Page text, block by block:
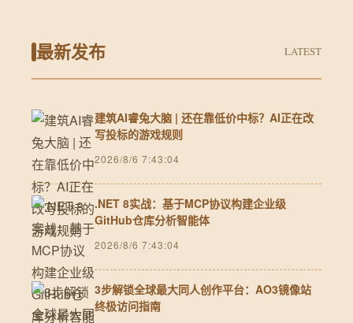
最新发布 LATEST
建筑AI睿兔大脑 | 还在靠低价中标？AI正在改
写投标的游戏规则
2026/8/6 7:43:04
.NET 8实战：基于MCP协议构建企业级
GitHub仓库分析智能体
2026/8/6 7:43:04
3步解锁全球最大同人创作平台：AO3镜像站
终极访问指南